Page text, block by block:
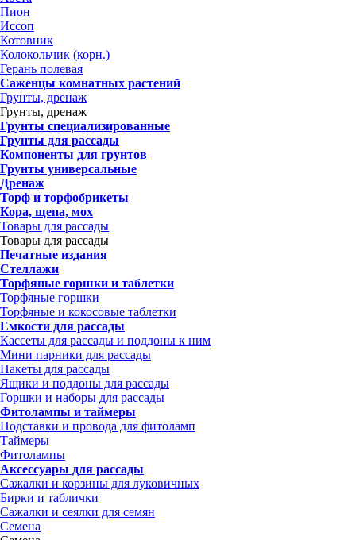
Пион
Иссоп
Котовник
Колокольчик (корн.)
Герань полевая
Саженцы комнатных растений
Грунты, дренаж
Грунты, дренаж
Грунты специализированные
Грунты для рассады
Компоненты для грунтов
Грунты универсальные
Дренаж
Торф и торфобрикеты
Кора, щепа, мох
Товары для рассады
Товары для рассады
Печатные издания
Стеллажи
Торфяные горшки и таблетки
Торфяные горшки
Торфяные и кокосовые таблетки
Емкости для рассады
Кассеты для рассады и поддоны к ним
Мини парники для рассады
Пакеты для рассады
Ящики и поддоны для рассады
Горшки и наборы для рассады
Фитолампы и таймеры
Подставки и провода для фитоламп
Таймеры
Фитолампы
Аксессуары для рассады
Сажалки и корзины для луковичных
Бирки и таблички
Сажалки и сеялки для семян
Семена